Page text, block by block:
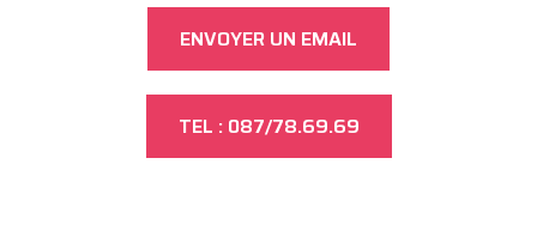
ENVOYER UN EMAIL
TEL : 087/78.69.69